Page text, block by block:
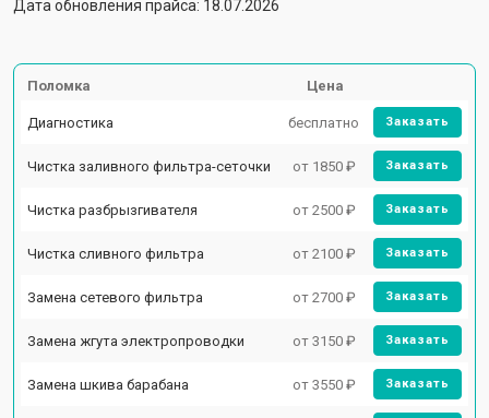
Дата обновления прайса: 18.07.2026
Поломка Цена
Диагностика бесплатно Заказать
Чистка заливного фильтра-сеточки от 1850 ₽ Заказать
Чистка разбрызгивателя от 2500 ₽ Заказать
Чистка сливного фильтра от 2100 ₽ Заказать
Замена сетевого фильтра от 2700 ₽ Заказать
Замена жгута электропроводки от 3150 ₽ Заказать
Замена шкива барабана от 3550 ₽ Заказать